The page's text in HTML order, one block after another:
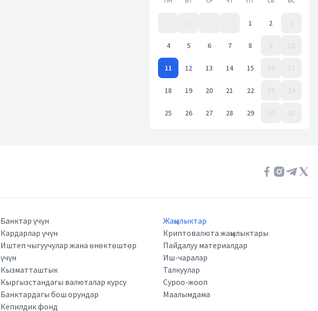
1 2 3
4 5 6 7 8 9 10
11 12 13 14 15 16 17
18 19 20 21 22 23 24
25 26 27 28 29 30 31
Банктар үчүн
Кардарлар үчүн
Иштеп чыгуучулар жана өнөктөштөр
үчүн
Кызматташтык
Кыргызстандагы валюталар курсу
Банктардагы бош орундар
Кепилдик фонд
Жаңылыктар
Криптовалюта жаңылыктары
Пайдалуу материалдар
Иш-чаралар
Талкуулар
Суроо-жооп
Маалымдама